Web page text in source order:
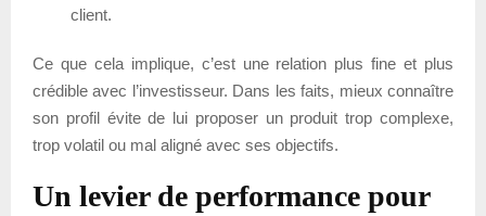
client.
Ce que cela implique, c’est une relation plus fine et plus
crédible avec l’investisseur. Dans les faits, mieux connaître
son profil évite de lui proposer un produit trop complexe,
trop volatil ou mal aligné avec ses objectifs.
Un levier de performance pour